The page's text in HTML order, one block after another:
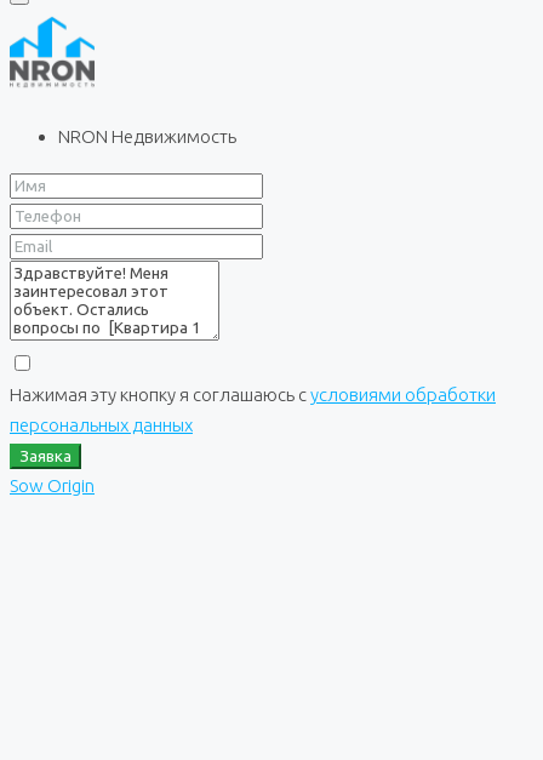
NRON Недвижимость
Нажимая эту кнопку я соглашаюсь сусловиями обработки
персональных данных
Заявка
Sow Origin